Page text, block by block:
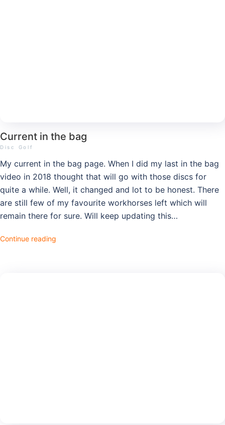
Disc Golf
Current in the bag
My current in the bag page. When I did my last in the bag
video in 2018 thought that will go with those discs for
quite a while. Well, it changed and lot to be honest. There
are still few of my favourite workhorses left which will
remain there for sure. Will keep updating this…
Continue reading